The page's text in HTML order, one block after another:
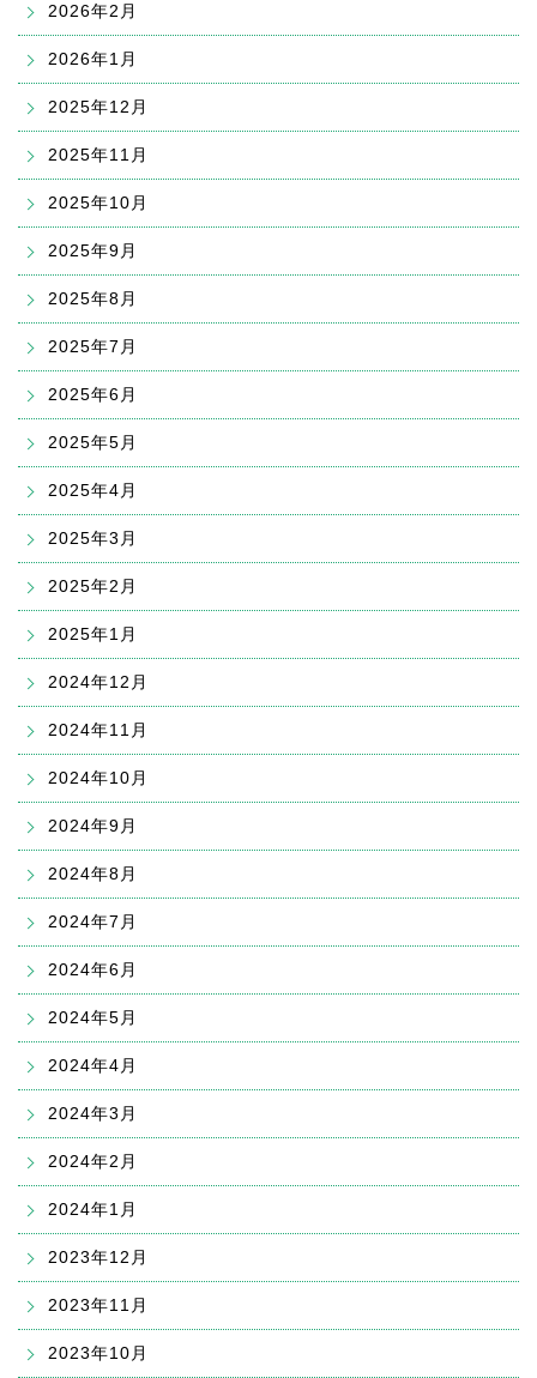
2026年2月
2026年1月
2025年12月
2025年11月
2025年10月
2025年9月
2025年8月
2025年7月
2025年6月
2025年5月
2025年4月
2025年3月
2025年2月
2025年1月
2024年12月
2024年11月
2024年10月
2024年9月
2024年8月
2024年7月
2024年6月
2024年5月
2024年4月
2024年3月
2024年2月
2024年1月
2023年12月
2023年11月
2023年10月